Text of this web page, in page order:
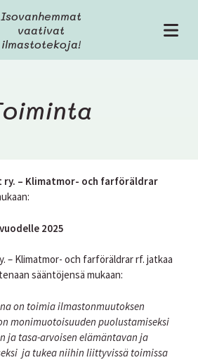
Isovanhemmat
vaativat
ilmastotekoja!
V
ry. – Klimatmor- och farföräldrar
2025
– Klimatmor- och farföräldrar rf. jatkaa
sääntöjensä mukaan:
on toimia ilmastonmuutoksen
monimuotoisuuden puolustamiseksi
ja tasa-arvoisen elämäntavan ja
ja tukea niihin liittyvissä toimissa